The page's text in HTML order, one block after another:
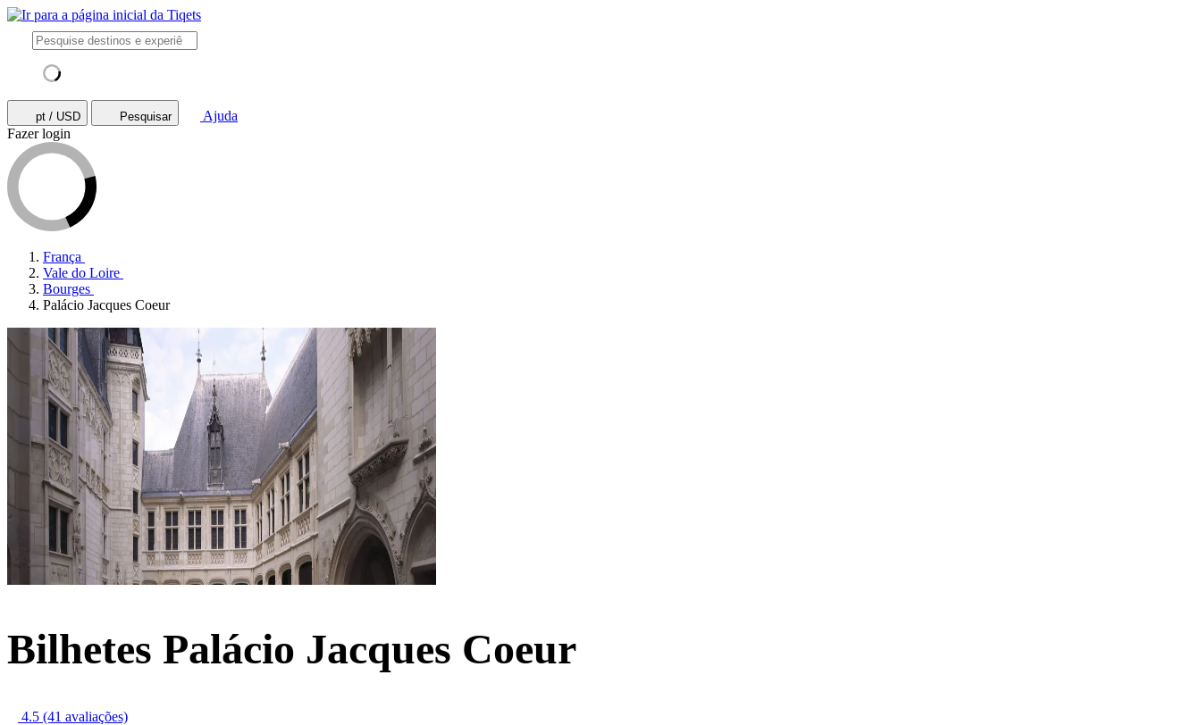
pt / USD Pesquisar
Ajuda
Fazer login
França
Vale do Loire
Bourges
Palácio Jacques Coeur
Bilhetes Palácio Jacques Coeur
4.5 (41 avaliações)